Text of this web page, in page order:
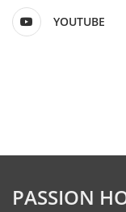
YOUTUBE
PASSION